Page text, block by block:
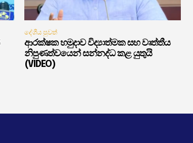
දේශීය පුවත්
ආරක්ෂක හමුදාව විද්‍යාත්මක සහ වෘත්තීය
නිපුණත්වයෙන් සන්නද්ධ කළ යුතුයි
(VIDEO)